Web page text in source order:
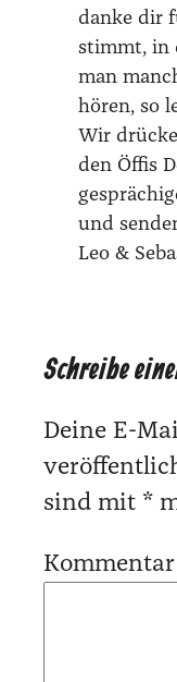
dan­ke dir
stimmt, in
man
hören, so
Wir
den Öffis
und
Leo &
Schreibe
Deine E-
sind mit *
Kommentar